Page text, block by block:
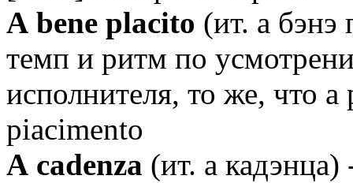
А bene placito (ит. а бэнэ
темп и ритм по
исполнителя, то же, что a
piacimento
А cadenza (ит. а кадэнца)